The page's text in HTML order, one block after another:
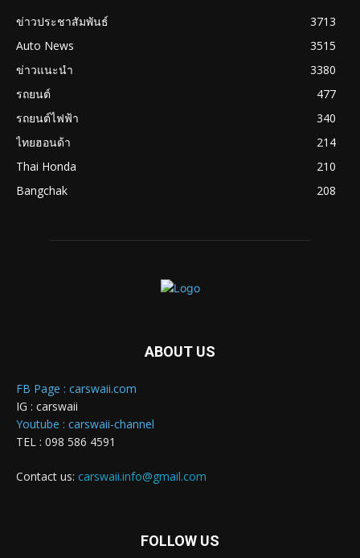
ข่าวประชาสัมพันธ์
3713
Auto News
3515
ข่าวแนะนำ
3380
รถยนต์
477
รถยนต์ไฟฟ้า
340
ไทยฮอนด้า
214
Thai Honda
210
Bangchak
208
ABOUT US
FB Page : carswaii.com
IG : carswaii
Youtube : carswaii-channel
TEL : 098 586 4591
Contact us: carswaii.info@gmail.com
FOLLOW US